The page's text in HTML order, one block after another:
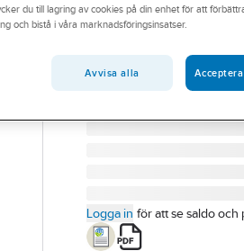
ABB
Normkontaktor
NORMKONTAKTOR
Artikelnummer:
3210561
Logga in för att se saldo och
du till lagring av cookies på din enhet för att
och bistå i våra marknadsföringsinsatser.
Avvisa alla